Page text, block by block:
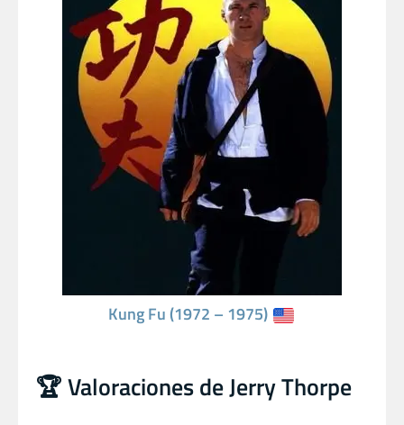
Kung Fu (1972 – 1975)
🏆 Valoraciones de Jerry Thorpe